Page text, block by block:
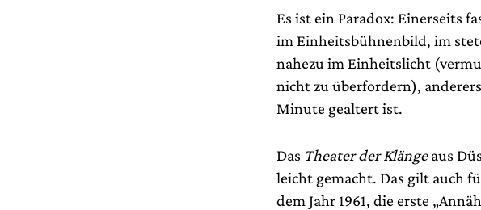
Es ist ein Paradox: Einerseits
im Einheitsbühnenbild, im
nahezu im Einheitslicht
nicht zu überfordern),
Minute gealtert ist.
Das Theater der Klängeaus
leicht gemacht. Das gilt auch
dem Jahr 1961, die erste